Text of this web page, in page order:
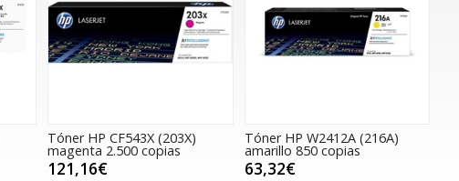
Tóner HP CF543X (203X)
magenta 2.500 copias
121,16€
Tóner HP W2412A (216A)
amarillo 850 copias
63,32€